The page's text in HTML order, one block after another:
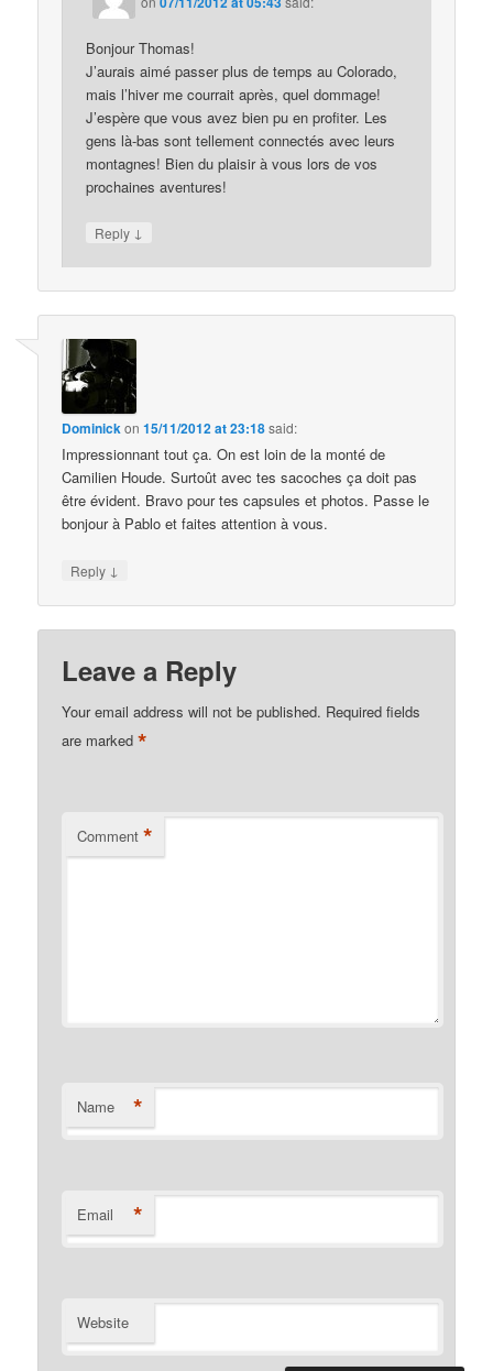
Bonjour Thomas!
J’aurais aimé passer plus de temps au Colorado,
mais l’hiver me courrait après, quel dommage!
J’espère que vous avez bien pu en profiter. Les
gens là-bas sont tellement connectés avec leurs
montagnes! Bien du plaisir à vous lors de vos
prochaines aventures!
Reply ↓
Dominickon15/11/2012 at 23:18said:
Impressionnant tout ça. On est loin de la monté de
Camilien Houde. Surtoût avec tes sacoches ça doit pas
être évident. Bravo pour tes capsules et photos. Passe le
bonjour à Pablo et faites attention à vous.
Reply ↓
Leave a Reply
Your email address will not be published. Required fields
are marked*
Comment *
Name *
Email *
Website